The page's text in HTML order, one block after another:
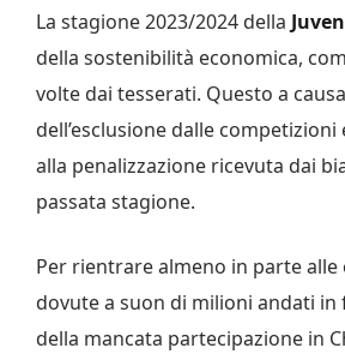
La stagione 2023/2024 della
della sostenibilità economica,
volte dai tesserati. Questo a
dell’esclusione dalle
alla penalizzazione ricevuta dai
passata stagione.
Per rientrare almeno in parte
dovute a suon di milioni andati in
della mancata partecipazione in